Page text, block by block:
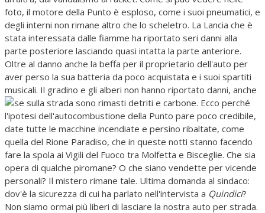
foto, il motore della Punto è esploso, come i suoi pneumatici, e
degli interni non rimane altro che lo scheletro. La Lancia che è
stata interessata dalle fiamme ha riportato seri danni alla
parte posteriore lasciando quasi intatta la parte anteriore.
Oltre al danno anche la beffa per il proprietario dell'auto per
aver perso la sua batteria da poco acquistata e i suoi spartiti
musicali. Il gradino e gli alberi non hanno riportato danni, anche
se sulla strada sono rimasti detriti e carbone. Ecco perché
l'ipotesi dell'autocombustione della Punto pare poco credibile,
date tutte le macchine incendiate e persino ribaltate, come
quella del Rione Paradiso, che in queste notti stanno facendo
fare la spola ai Vigili del Fuoco tra Molfetta e Bisceglie. Che sia
opera di qualche piromane? O che siano vendette per vicende
personali? Il mistero rimane tale. Ultima domanda al sindaco:
dov'è la sicurezza di cui ha parlato nell'intervista a Quindici?
Non siamo ormai più liberi di lasciare la nostra auto per strada.